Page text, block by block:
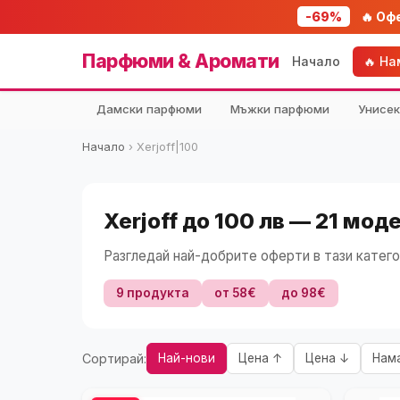
-69% 🔥
Парфюми & Аромати Начало 🔥
Дамски парфюми Мъжки парфюми
Начало › Xerjoff|100
Xerjoff до 100 лв — 21
Разгледай най-добрите оферти в тази
9 продукта от 58€ до 98€
Сортирай: Най-нови Цена ↑ Цена ↓